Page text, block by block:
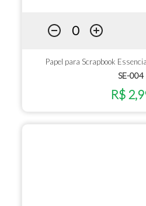
Papel para Scrapbook
SE-004
R$